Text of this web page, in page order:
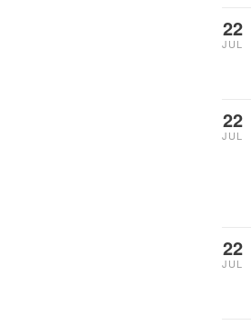
22
JUL
22
JUL
22
JUL